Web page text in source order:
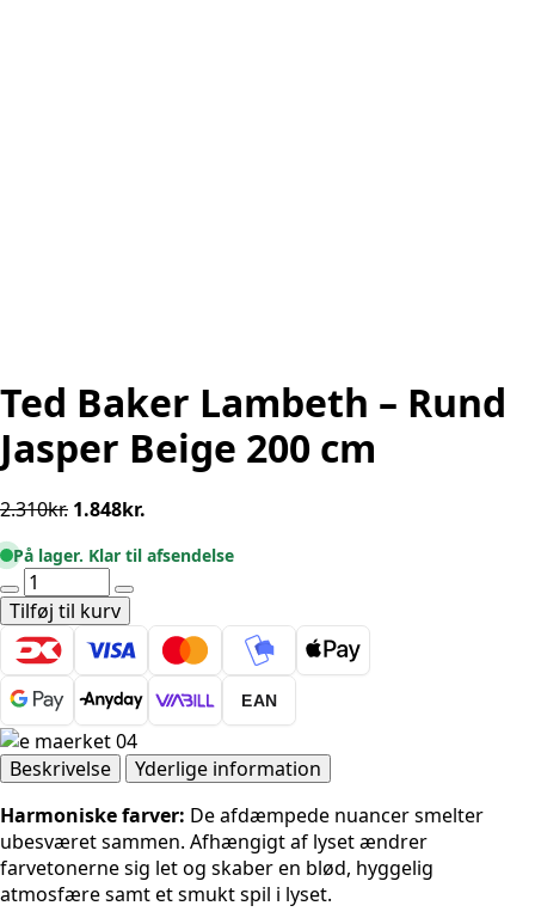
Ted Baker Lambeth – Rund
Jasper Beige 200 cm
2.310kr. Den
pris
2.310kr..
1.848kr.
pris
På lager. Klar til afsendelse
Ted
Baker
Lambeth
Rund
Jasper
Beige
200
cm
antal
Tilføj til kurv
EAN
Beskrivelse
Yderlige information
Harmoniske farver: De afdæmpede nuancer smelter
ubesværet sammen. Afhængigt af lyset ændrer
farvetonerne sig let og skaber en blød, hyggelig
atmosfære samt et smukt spil i lyset.